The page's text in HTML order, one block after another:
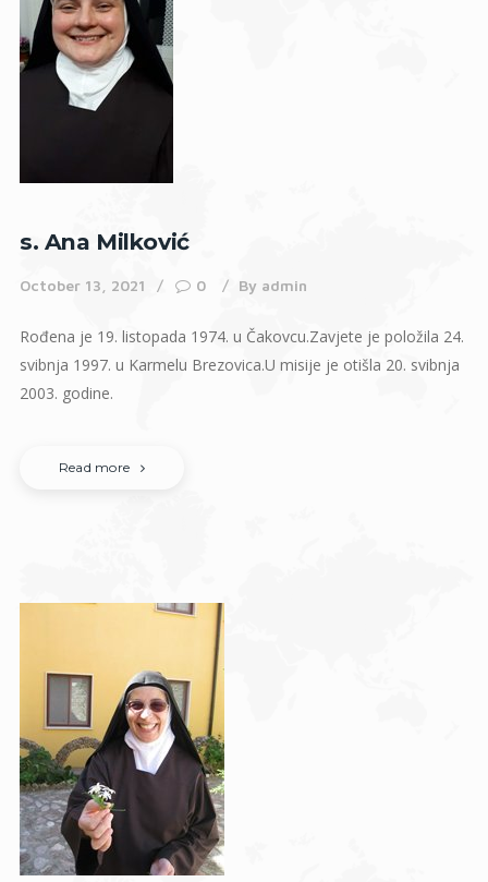
s. Ana Milković
October 13, 2021 0 By admin
Rođena je 19. listopada 1974. u Čakovcu.Zavjete je položila 24.
svibnja 1997. u Karmelu Brezovica.U misije je otišla 20. svibnja
2003. godine.
Read more